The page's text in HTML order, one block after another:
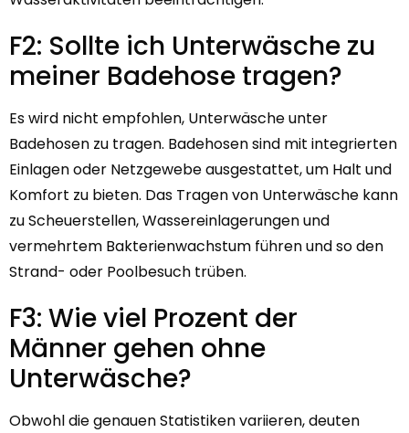
F2: Sollte ich Unterwäsche zu
meiner Badehose tragen?
Es wird nicht empfohlen, Unterwäsche unter
Badehosen zu tragen. Badehosen sind mit integrierten
Einlagen oder Netzgewebe ausgestattet, um Halt und
Komfort zu bieten. Das Tragen von Unterwäsche kann
zu Scheuerstellen, Wassereinlagerungen und
vermehrtem Bakterienwachstum führen und so den
Strand- oder Poolbesuch trüben.
F3: Wie viel Prozent der
Männer gehen ohne
Unterwäsche?
Obwohl die genauen Statistiken variieren, deuten